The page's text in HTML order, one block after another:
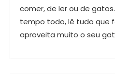
comer, de ler ou de
tempo todo, lê tudo que
aproveita muito o seu